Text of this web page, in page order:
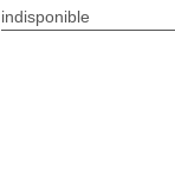
indisponible